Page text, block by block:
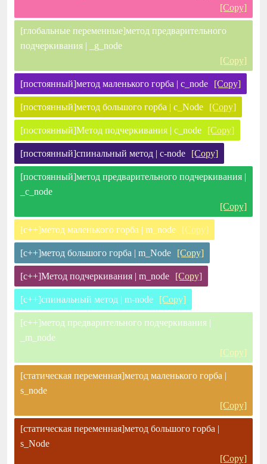
[Copy]
[глобальные переменные]метод предварительного
подчеркивания | _g_node
[Copy]
[постоянный]метод маленького горба | c_node [Copy]
[постоянный]метод большого горба | c_Node [Copy]
[постоянный]Метод подчеркивания | c_node [Copy]
[постоянный]спинальный метод | c-node [Copy]
[постоянный]метод предварительного подчеркивания |
_c_node
[Copy]
[c++]метод маленького горба | m_node [Copy]
[c++]метод большого горба | m_Node [Copy]
[c++]Метод подчеркивания | m_node [Copy]
[c++]спинальный метод | m-node [Copy]
[c++]метод предварительного подчеркивания |
_m_node
[Copy]
[статическая переменная]метод маленького горба |
s_node
[Copy]
[статическая переменная]метод большого горба |
s_Node
[Copy]